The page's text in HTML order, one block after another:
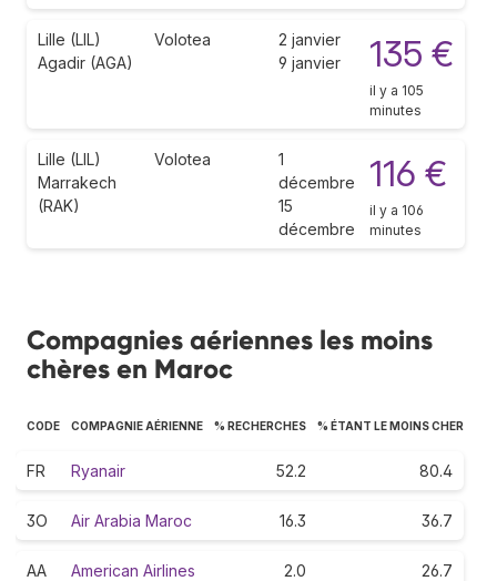
Lille (LIL)
Agadir (AGA)
Volotea
2 janvier
9 janvier
135 €
il y a 105
minutes
Lille (LIL)
Marrakech
(RAK)
Volotea
1
décembre
15
décembre
116 €
il y a 106
minutes
Compagnies aériennes les moins
chères en Maroc
CODE COMPAGNIE AÉRIENNE % RECHERCHES % ÉTANT LE MOINS CHER
FR Ryanair 52.2 80.4
3O Air Arabia Maroc 16.3 36.7
AA American Airlines 2.0 26.7